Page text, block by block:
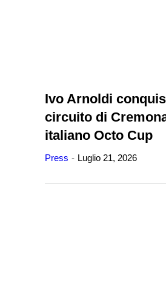
Ivo Arnoldi
circuito di
italiano Octo Cup
Press Luglio 21, 2026